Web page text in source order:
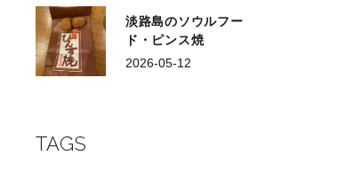
淡路島のソウルフー
ド・ピンス焼
2026-05-12
TAGS